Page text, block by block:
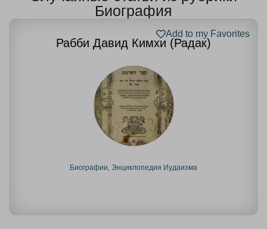
Биография
Рабби Давид Кимхи (Радак)
Add to my Favorites
Биографии Энциклопедия Иудаизма